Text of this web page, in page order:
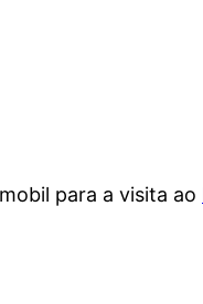
para a visita ao